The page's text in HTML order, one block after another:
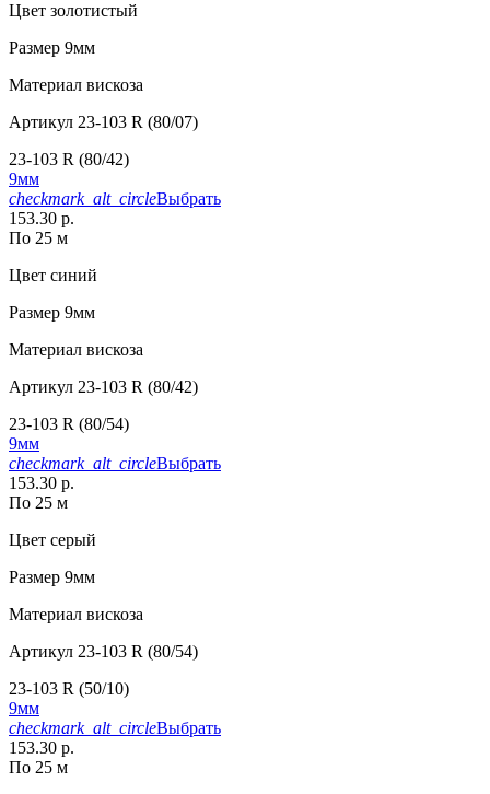
Цвет золотистый
Размер 9мм
Материал вискоза
Артикул 23-103 R (80/07)
23-103 R (80/42)
9мм
checkmark_alt_circleВыбрать
153.30 р.
По 25 м
Цвет синий
Размер 9мм
Материал вискоза
Артикул 23-103 R (80/42)
23-103 R (80/54)
9мм
checkmark_alt_circleВыбрать
153.30 р.
По 25 м
Цвет серый
Размер 9мм
Материал вискоза
Артикул 23-103 R (80/54)
23-103 R (50/10)
9мм
checkmark_alt_circleВыбрать
153.30 р.
По 25 м